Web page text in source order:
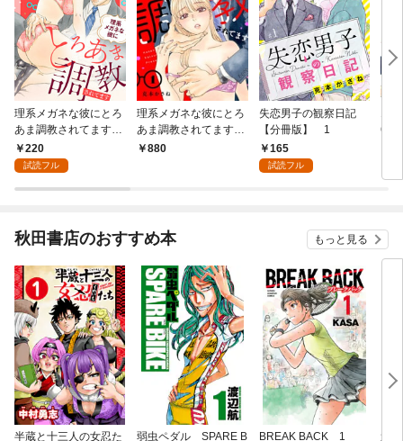
理系メガネな彼にとろ
あま調教されてます
1 220
試読フル
理系メガネな彼にとろ
あま調教されてます
【電子単行本】 1
880
失恋男子の観察日記
【分冊版】 1
165
試読フル
6年
秋田書店のおすすめ本 もっと見る
半蔵と十三人の女忍た 弱虫ペダル SPARE B BREAK BACK 1 週